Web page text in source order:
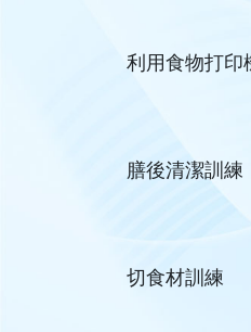
利用食物打印
膳後清潔訓練
切食材訓練